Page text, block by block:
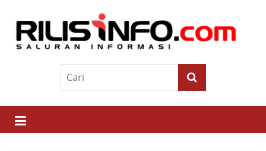
contentRilis
Saluran
Informasi